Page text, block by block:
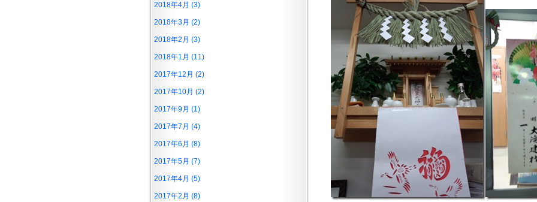
2018年4月 (3)
2018年3月 (2)
2018年2月 (3)
2018年1月 (11)
2017年12月 (2)
2017年10月 (2)
2017年9月 (1)
2017年7月 (4)
2017年6月 (8)
2017年5月 (7)
2017年4月 (5)
2017年2月 (8)